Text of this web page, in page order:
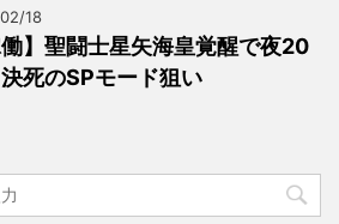
18
働】聖闘士星矢海皇覚醒で夜20
死のSPモード狙い